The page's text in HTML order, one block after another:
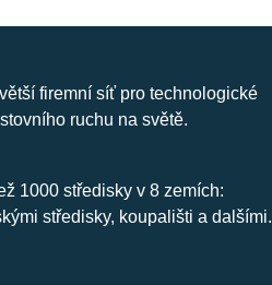
firemní síť pro technologické
ruchu na světě.
1000 středisky v 8 zemích:
středisky, koupališti a dalšími.